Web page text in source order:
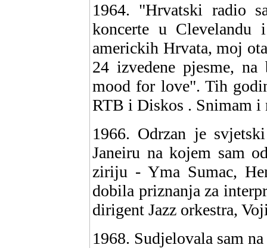
1964. "Hrvatski radio
koncerte u Clevelandu
americkih Hrvata, moj
24 izvedene pjesme,
mood for love". Tih
RTB i Diskos . Snimam i
1966. Odrzan je
Janeiru na kojem sam
ziriju - Yma Sumac,
dobila priznanja za
dirigent Jazz orkestra,
1968. Sudjelovala sam